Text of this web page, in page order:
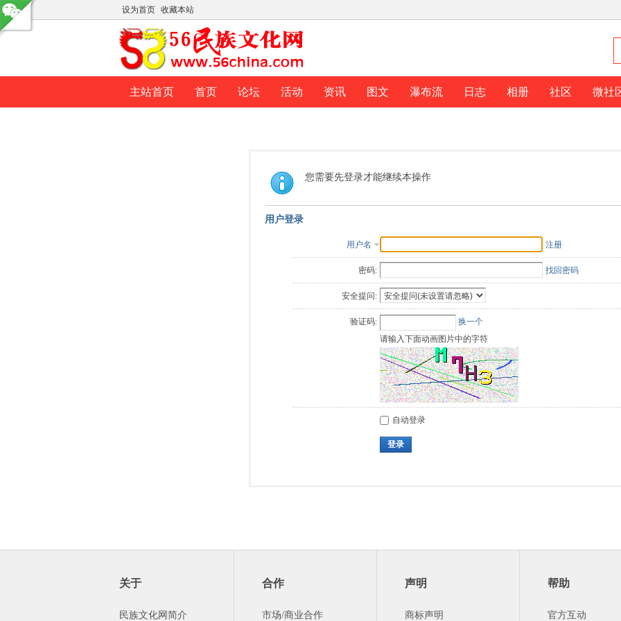
设为首页 收藏本站
主站首页 首页 论坛 活动 资讯 图文 瀑布流 日志 相册 社区 微社
您需要先登录才能继续本操作
用户登录
用户名 注册
密码: 找回密码
安全提问:
验证码:
换一个
请输入下面动画图片中的字符
自动登录
登录
关于
民族文化网简介
合作
市场/商业合作
声明
商标声明
帮助
官方互动